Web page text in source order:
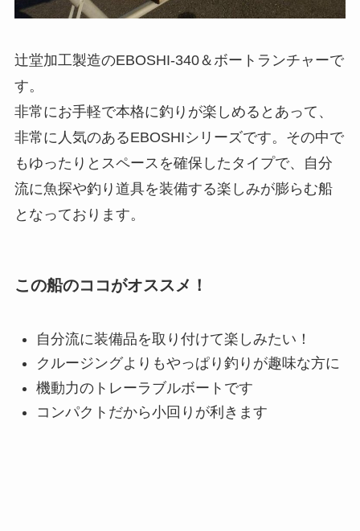
辻堂加工製造のEBOSHI-340＆ボートランチャーで
す。
非常にお手軽で本格に釣りが楽しめるとあって、
非常に人気のあるEBOSHIシリーズです。その中で
もゆったりとスペースを確保したタイプで、自分
流に魚探や釣り道具を装備する楽しみが膨らむ船
となっております。
この船のココがオススメ！
自分流に装備品を取り付けて楽しみたい！
クルージングよりもやっぱり釣りが趣味な方に
機動力のトレーラブルボートです
コンパクトだから小回りが利きます